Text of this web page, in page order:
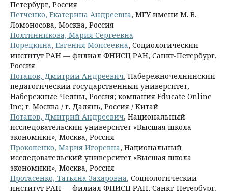
Петербург, Россия
Петченко, Екатерина Андреевна, МГУ имени М. В.
Ломоносова, Москва, Россия
Полтинникова, Мария Сергеевна
Порецкина, Евгения Моисеевна, Социологический
институт РАН — филиал ФНИСЦ РАН, Санкт-Петербург,
Россия
Потапов, Дмитрий Андреевич, Набережночелнинский
педагогический государственный университет,
Набережные Челны, Россия; компания Educate Online
Inc; г. Москва / г. Далянь, Россия / Китай
Потапов, Дмитрий Андреевич, Национальный
исследовательский университет «Высшая школа
экономики», Москва, Россия
Прокопенко, Мария Игоревна, Национальный
исследовательский университет «Высшая школа
экономики», Москва, Россия
Протасенко, Татьяна Захаровна, Социологический
институт РАН — филиал ФНИСЦ РАН, Санкт-Петербург,